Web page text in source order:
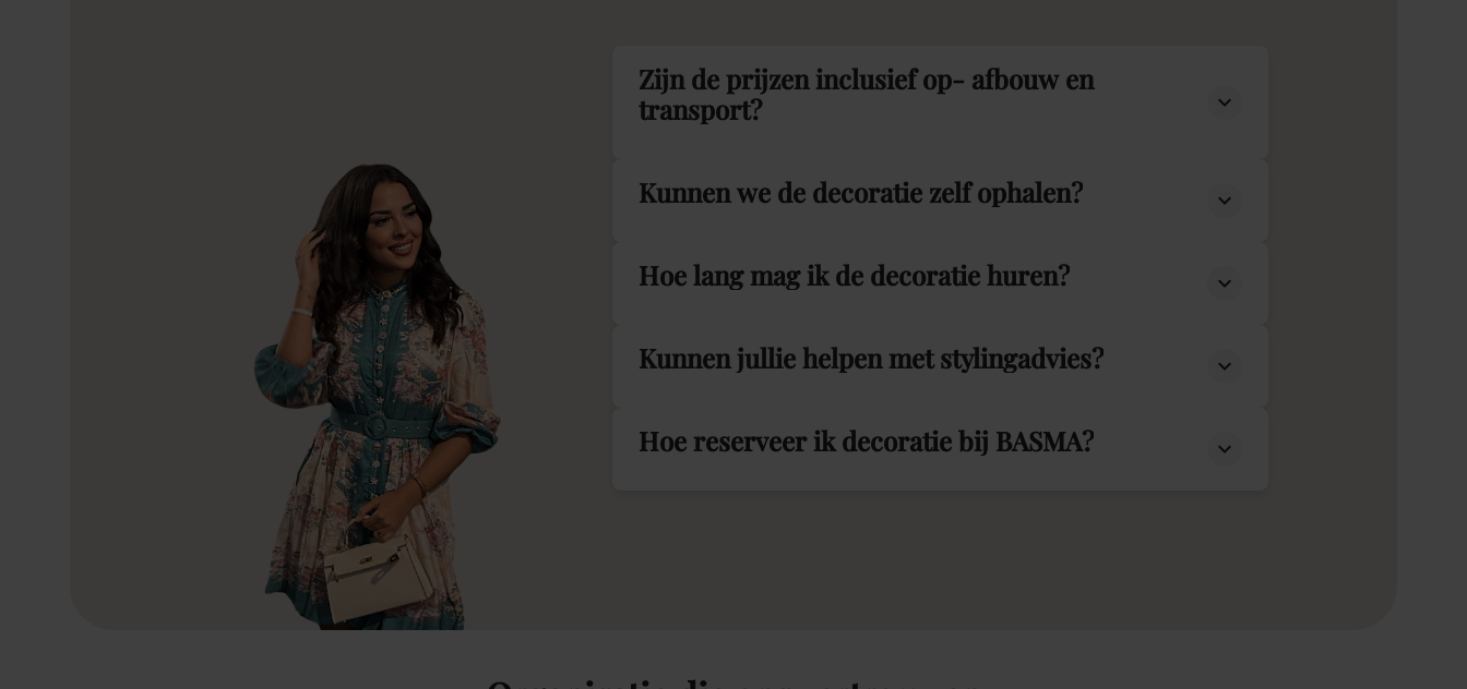
Zijn de prijzen inclusief op- afbouw en
transport?
Kunnen we de decoratie zelf ophalen?
Hoe lang mag ik de decoratie huren?
Kunnen jullie helpen met stylingadvies?
Hoe reserveer ik decoratie bij BASMA?